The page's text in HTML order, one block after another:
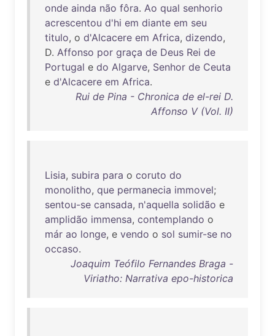
onde ainda não fôra. Ao qual senhorio
acrescentou d'hi em diante em seu
titulo, o d'Alcacere em Africa, dizendo,
D. Affonso por graça de Deus Rei de
Portugal e do Algarve, Senhor de Ceuta
e d'Alcacere em Africa.
Rui de Pina - Chronica de el-rei D.
Affonso V (Vol. II)
Lisia, subira para o coruto do
monolitho, que permanecia immovel;
sentou-se cansada, n'aquella solidão e
amplidão immensa, contemplando o
már ao longe, e vendo o sol sumir-se no
occaso.
Joaquim Teófilo Fernandes Braga -
Viriatho: Narrativa epo-historica